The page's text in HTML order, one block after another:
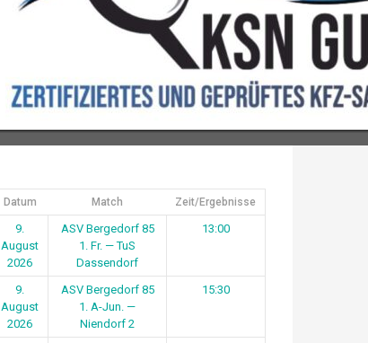
Datum Match Zeit/Ergebnisse
9.
August
2026
ASV Bergedorf 85
1. Fr. — TuS
Dassendorf
13:00
9.
August
2026
ASV Bergedorf 85
1. A-Jun. —
Niendorf 2
15:30